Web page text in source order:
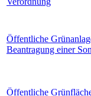
Öffentliche
Beantragung einer
Öffentliche